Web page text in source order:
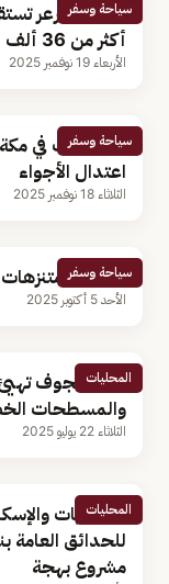
سياحة وسفر
حدائق عرعر
أكثر من 36 ألف شجرة
الأربعاء 19 نوفمبر 2025
سياحة وسفر
المنتزهات في
اعتدال الأجواء
الثلاثاء 18 نوفمبر 2025
سياحة وسفر
حدائق ومتنزهات
الأحد 5 أكتوبر 2025
المحليات
والمسطحات
الثلاثاء 22 يوليو 2025
المحليات
«البلديات
مشروع بهجة